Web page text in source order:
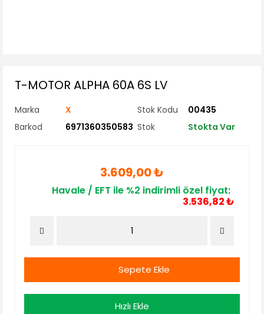
T-MOTOR ALPHA 60A 6S LV
Marka X Stok Kodu
00435
Barkod
6971360350583 Stok Stokta Var
3.609,00 ₺
Havale / EFT ile %2 indirimli özel fiyat:
3.536,82 ₺
Sepete Ekle
Hızlı Ekle